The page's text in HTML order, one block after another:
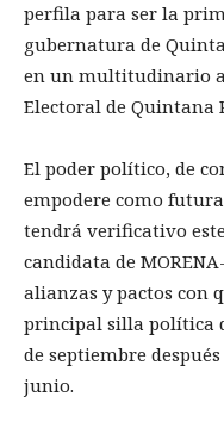
perfila para ser la
gubernatura de
en un multitudinario
Electoral de Quintana
El poder político, de
empodere como
tendrá verificativo
candidata de
alianzas y pactos con
principal silla política
de septiembre
junio.